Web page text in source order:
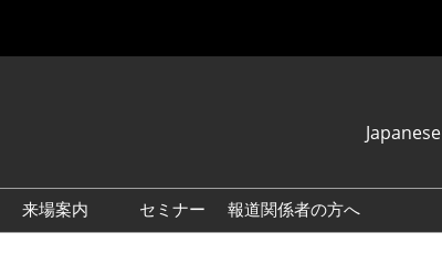
Japanese
English
繁體中文
来場案内
セミナー 報道関係者の方へ